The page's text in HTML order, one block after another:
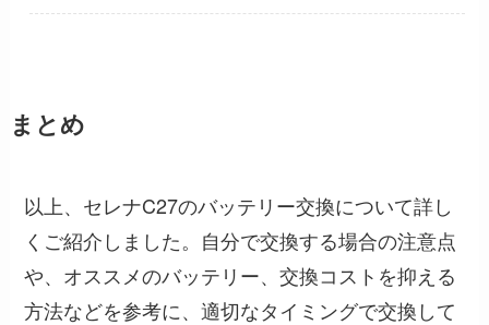
まとめ
以上、セレナC27のバッテリー交換について詳し
くご紹介しました。自分で交換する場合の注意点
や、オススメのバッテリー、交換コストを抑える
方法などを参考に、適切なタイミングで交換して